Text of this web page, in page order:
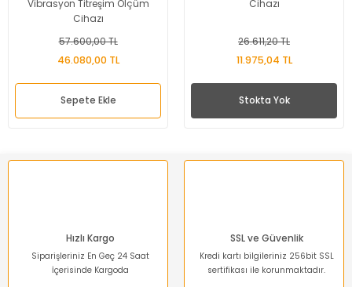
Vibrasyon Titreşim Ölçüm
Cihazı
57.600,00 TL
46.080,00 TL
Sepete Ekle
Cihazı
26.611,20 TL
11.975,04 TL
Stokta Yok
Hızlı Kargo
Siparişleriniz En Geç 24 Saat
İçerisinde Kargoda
SSL ve Güvenlik
Kredi kartı bilgileriniz 256bit SSL
sertifikası ile korunmaktadır.